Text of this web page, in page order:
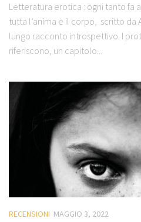
Letteratura erotica : ogni tanto fa
tutta l’anima e il corpo, scritto da
lungo racconto introspettivo. I
riferiscono, un capitolo...
RECENSIONI MAGGIO 3, 2022